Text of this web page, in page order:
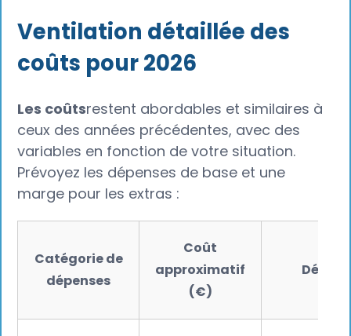
Ventilation détaillée des
coûts pour 2026
Les coûtsrestent abordables et similaires à
ceux des années précédentes, avec des
variables en fonction de votre situation.
Prévoyez les dépenses de base et une
marge pour les extras :
Catégorie de
dépenses
Coût
approximatif
(€)
Détails